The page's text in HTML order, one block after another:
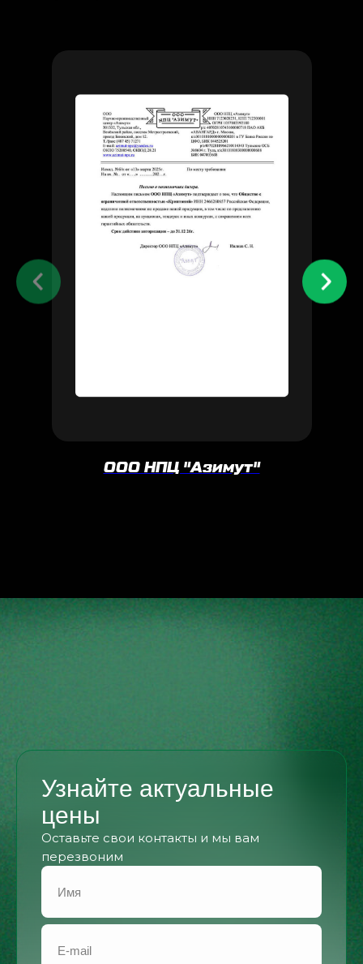
ООО НПЦ "Азимут"
Узнайте актуальные
цены
Оставьте свои контакты и мы вам
перезвоним